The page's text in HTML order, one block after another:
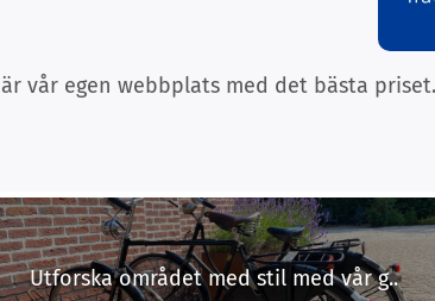
vår egen webbplats med det bästa priset.
Utforska området med stil med vår g..